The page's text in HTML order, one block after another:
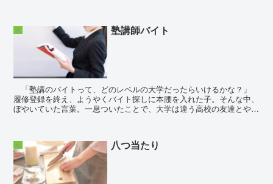
娘 塾講師バイト
「塾講のバイトって、どのレベルの大学だったらいけるかな？」
履修登録を終え、ようやくバイト探しに本腰を入れた子。そんな中、
ぼやいていた言葉。一息ついたことで、大学は違う高校の友達とやり
娘 八つ当たり